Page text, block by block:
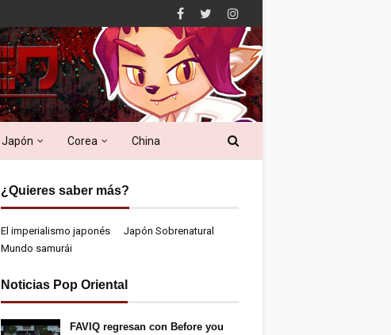
Japón Corea China
¿Quieres saber más?
El imperialismo japonés
Japón Sobrenatural
Mundo samurái
Noticias Pop Oriental
FAVIQ regresan con Before you